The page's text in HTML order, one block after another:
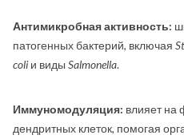
Антимикробная активность:
патогенных бактерий, включая
coli и виды Salmonella.
Иммуномодуляция: влияет на
дендритных клеток, помогая